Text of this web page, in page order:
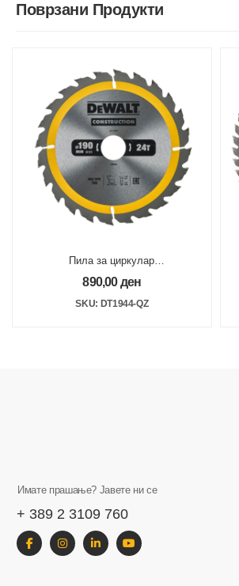
Поврзани Продукти
Пила за циркулар
190x30mm 24Z
890,00ден
SKU: DT1944-QZ
Имате прашање? Јавете ни се
+ 389 2 3109 760